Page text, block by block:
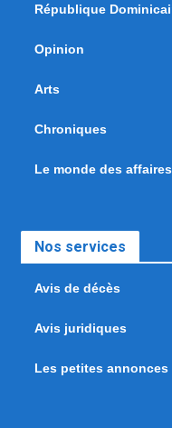
République
Opinion
Arts
Chroniques
Le monde des affaires
Nos services
Avis de décès
Avis juridiques
Les petites annonces